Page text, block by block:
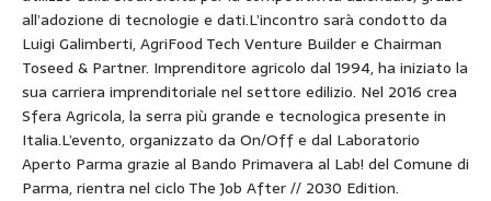
all’adozione di tecnologie e dati.L’incontro sarà condotto da
Luigi Galimberti, AgriFood Tech Venture Builder e Chairman
Toseed & Partner. Imprenditore agricolo dal 1994, ha iniziato la
sua carriera imprenditoriale nel settore edilizio. Nel 2016 crea
Sfera Agricola, la serra più grande e tecnologica presente in
Italia.L’evento, organizzato da On/Off e dal Laboratorio
Aperto Parma grazie al Bando Primavera al Lab! del Comune di
Parma, rientra nel ciclo The Job After // 2030 Edition.